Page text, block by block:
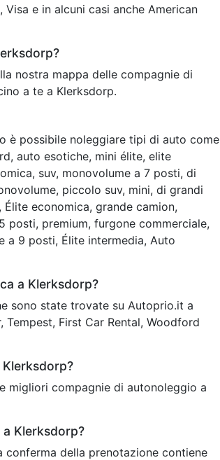
e in alcuni casi anche American
nostra mappa delle compagnie di
a te a Klerksdorp.
è possibile noleggiare tipi di auto come
auto esotiche, mini élite, elite
suv, monovolume a 7 posti, di
piccolo suv, mini, di grandi
economica, grande camion,
posti, premium, furgone commerciale,
a 9 posti, Élite intermedia, Auto
a Klerksdorp?
sono state trovate su Autoprio.it a
Tempest, First Car Rental, Woodford
migliori compagnie di autonoleggio a
Klerksdorp?
conferma della prenotazione contiene